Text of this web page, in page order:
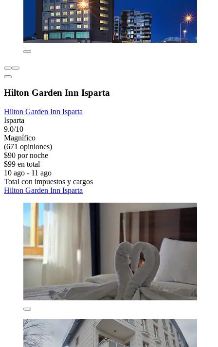
Hilton Garden Inn Isparta
Hilton Garden Inn Isparta
Isparta
9.0/10
Magnífico
(671 opiniones)
$90 por noche
$99 en total
10 ago - 11 ago
Total con impuestos y cargos
Hilton Garden Inn Isparta